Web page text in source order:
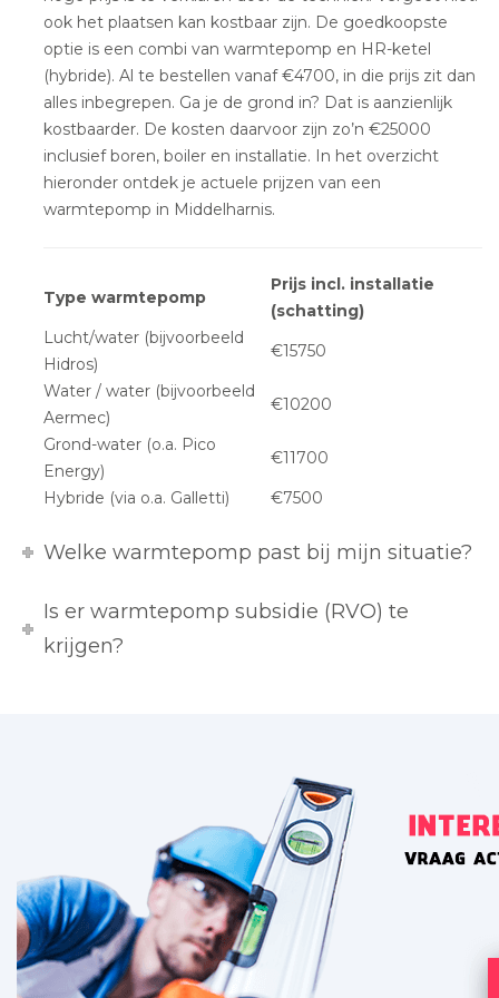
ook het plaatsen kan kostbaar zijn. De goedkoopste
optie is een combi van warmtepomp en HR-ketel
(hybride). Al te bestellen vanaf €4700, in die prijs zit dan
alles inbegrepen. Ga je de grond in? Dat is aanzienlijk
kostbaarder. De kosten daarvoor zijn zo’n €25000
inclusief boren, boiler en installatie. In het overzicht
hieronder ontdek je actuele prijzen van een
warmtepomp in Middelharnis.
Type warmtepomp
Prijs incl. installatie
(schatting)
Lucht/water (bijvoorbeeld
Hidros)
€15750
Water / water (bijvoorbeeld
Aermec)
€10200
Grond-water (o.a. Pico
Energy)
€11700
Hybride (via o.a. Galletti)
€7500
Welke warmtepomp past bij mijn situatie?
Is er warmtepomp subsidie (RVO) te
krijgen?